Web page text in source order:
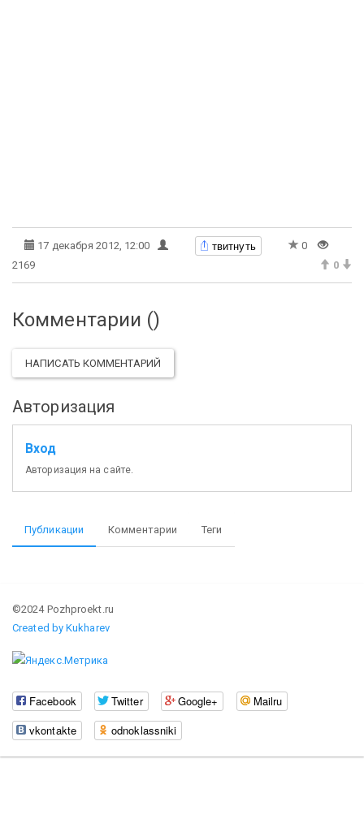
17 декабря 2012, 12:00 твитнуть
0
2169
0
Комментарии ()
НАПИСАТЬ КОММЕНТАРИЙ
Авторизация
Вход
Авторизация на сайте.
Публикации Комментарии Теги
©2024 Pozhproekt.ru
Created by Kukharev
Facebook Twitter Google+
Mailru
vkontakte
odnoklassniki